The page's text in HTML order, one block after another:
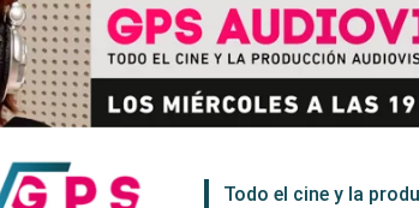
Todo el cine y la